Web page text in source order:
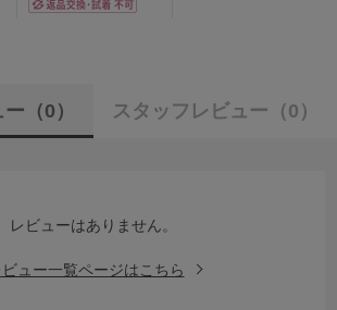
ー （0） スタッフレビュー （0）
レビューはありません。
ビュー一覧ページはこちら